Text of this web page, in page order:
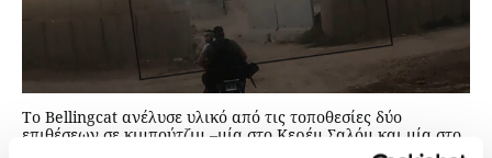
Το Bellingcat ανέλυσε υλικό από τις τοποθεσίες δύο
επιθέσεων σε κιμπούτζιμ –μία στο Κερέμ Σαλόμ και μία στο
Σούφα– που βιντεοσκοπήθηκε από μαχητές για να